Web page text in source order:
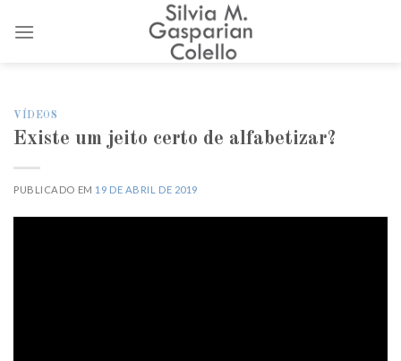
VÍDEOS
Existe um jeito certo de alfabetizar?
PUBLICADO EM 19 DE ABRIL DE 2019